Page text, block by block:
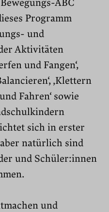
ABC
Programm
und
Aktivitäten
und Fangen‘,
‚Klettern
Fahren‘ sowie
sich in erster
natürlich sind
und Schüler:innen
und